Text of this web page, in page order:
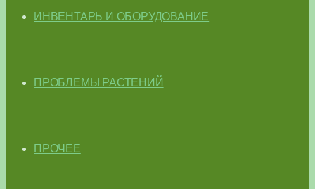
ИНВЕНТАРЬ И ОБОРУДОВАНИЕ
ПРОБЛЕМЫ РАСТЕНИЙ
ПРОЧЕЕ